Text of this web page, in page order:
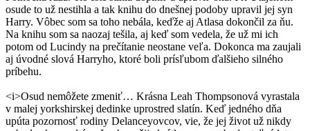
osude to už nestihla a tak knihu do dnešnej podoby upravil jej syn
Harry. Vôbec som sa toho nebála, keďže aj Atlasa dokončil za ňu.
Na knihu som sa naozaj tešila, aj keď som vedela, že už mi ich
potom od Lucindy na prečítanie neostane veľa. Dokonca ma zaujali
aj úvodné slová Harryho, ktoré boli prísľubom ďalšieho silného
príbehu.
<i>Osud nemôžete zmeniť… Krásna Leah Thompsonová vyrastala
v malej yorkshirskej dedinke uprostred slatín. Keď jedného dňa
upúta pozornosť rodiny Delanceyovcov, vie, že jej život už nikdy